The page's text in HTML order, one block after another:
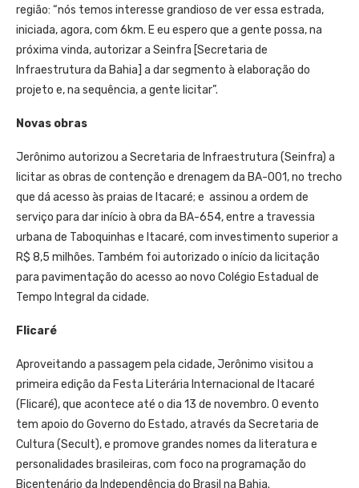
região: “nós temos interesse grandioso de ver essa estrada,
iniciada, agora, com 6km. E eu espero que a gente possa, na
próxima vinda, autorizar a Seinfra [Secretaria de
Infraestrutura da Bahia] a dar segmento à elaboração do
projeto e, na sequência, a gente licitar”.
Novas obras
Jerônimo autorizou a Secretaria de Infraestrutura (Seinfra) a
licitar as obras de contenção e drenagem da BA-001, no trecho
que dá acesso às praias de Itacaré; e assinou a ordem de
serviço para dar início à obra da BA-654, entre a travessia
urbana de Taboquinhas e Itacaré, com investimento superior a
R$ 8,5 milhões. Também foi autorizado o início da licitação
para pavimentação do acesso ao novo Colégio Estadual de
Tempo Integral da cidade.
Flicaré
Aproveitando a passagem pela cidade, Jerônimo visitou a
primeira edição da Festa Literária Internacional de Itacaré
(Flicaré), que acontece até o dia 13 de novembro. O evento
tem apoio do Governo do Estado, através da Secretaria de
Cultura (Secult), e promove grandes nomes da literatura e
personalidades brasileiras, com foco na programação do
Bicentenário da Independência do Brasil na Bahia.